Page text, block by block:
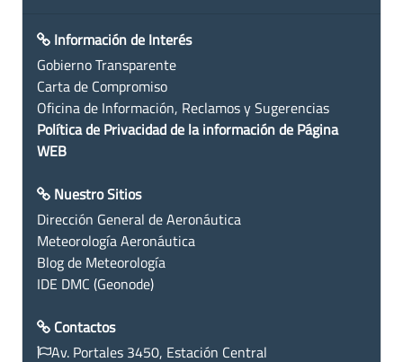
Información de Interés
Gobierno Transparente
Carta de Compromiso
Oficina de Información, Reclamos y Sugerencias
Política de Privacidad de la información de Página
WEB
Nuestro Sitios
Dirección General de Aeronáutica
Meteorología Aeronáutica
Blog de Meteorología
IDE DMC (Geonode)
Contactos
Av. Portales 3450, Estación Central